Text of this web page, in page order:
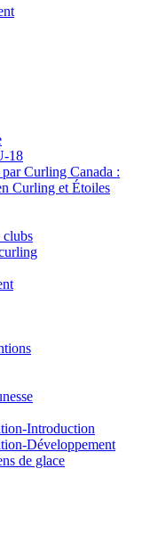
18
par Curling Canada :
Curling et Étoiles
clubs
Introduction
Développement
de glace